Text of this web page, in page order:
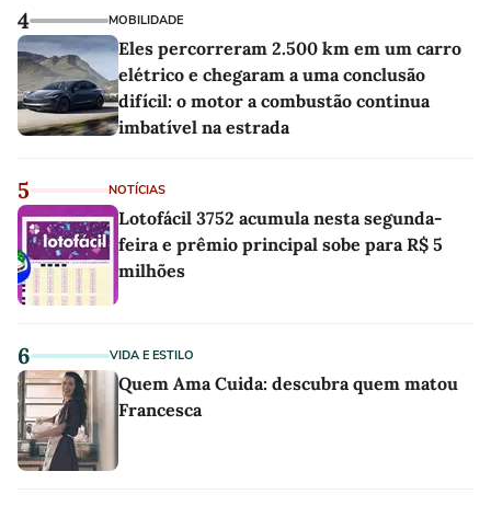
4 MOBILIDADE
Eles percorreram 2.500 km em um carro
elétrico e chegaram a uma conclusão
difícil: o motor a combustão continua
imbatível na estrada
5 NOTÍCIAS
Lotofácil 3752 acumula nesta segunda-
feira e prêmio principal sobe para R$ 5
milhões
6 VIDA E ESTILO
Quem Ama Cuida: descubra quem matou
Francesca